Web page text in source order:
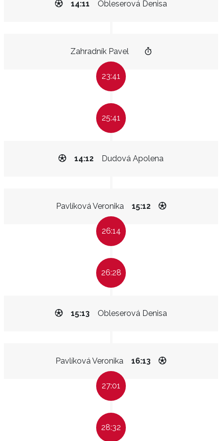
Obleserová Denisa
14:11
Zahradník Pavel
23:41
25:41
Dudová Apolena
14:12
Pavlíková Veronika 15:12
26:14
26:28
Obleserová Denisa
15:13
Pavlíková Veronika 16:13
27:01
28:32